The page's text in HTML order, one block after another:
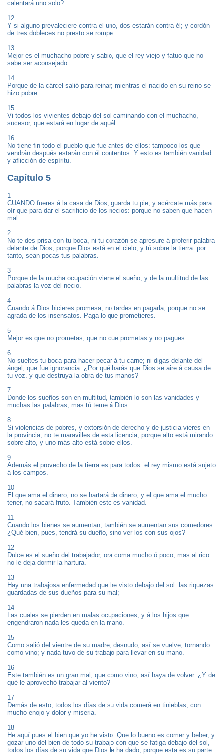
calentará uno solo?
12
Y si alguno prevaleciere contra el uno, dos estarán contra él; y cordón
de tres dobleces no presto se rompe.
13
Mejor es el muchacho pobre y sabio, que el rey viejo y fatuo que no
sabe ser aconsejado.
14
Porque de la cárcel salió para reinar; mientras el nacido en su reino se
hizo pobre.
15
Vi todos los vivientes debajo del sol caminando con el muchacho,
sucesor, que estará en lugar de aquél.
16
No tiene fin todo el pueblo que fue antes de ellos: tampoco los que
vendrán después estarán con él contentos. Y esto es también vanidad
y aflicción de espíritu.
Capítulo 5
1
CUANDO fueres á la casa de Dios, guarda tu pie; y acércate más para
oír que para dar el sacrificio de los necios: porque no saben que hacen
mal.
2
No te des prisa con tu boca, ni tu corazón se apresure á proferir palabra
delante de Dios; porque Dios está en el cielo, y tú sobre la tierra: por
tanto, sean pocas tus palabras.
3
Porque de la mucha ocupación viene el sueño, y de la multitud de las
palabras la voz del necio.
4
Cuando á Dios hicieres promesa, no tardes en pagarla; porque no se
agrada de los insensatos. Paga lo que prometieres.
5
Mejor es que no prometas, que no que prometas y no pagues.
6
No sueltes tu boca para hacer pecar á tu carne; ni digas delante del
ángel, que fue ignorancia. ¿Por qué harás que Dios se aire á causa de
tu voz, y que destruya la obra de tus manos?
7
Donde los sueños son en multitud, también lo son las vanidades y
muchas las palabras; mas tú teme á Dios.
8
Si violencias de pobres, y extorsión de derecho y de justicia vieres en
la provincia, no te maravilles de esta licencia; porque alto está mirando
sobre alto, y uno más alto está sobre ellos.
9
Además el provecho de la tierra es para todos: el rey mismo está sujeto
á los campos.
10
El que ama el dinero, no se hartará de dinero; y el que ama el mucho
tener, no sacará fruto. También esto es vanidad.
11
Cuando los bienes se aumentan, también se aumentan sus comedores.
¿Qué bien, pues, tendrá su dueño, sino ver los con sus ojos?
12
Dulce es el sueño del trabajador, ora coma mucho ó poco; mas al rico
no le deja dormir la hartura.
13
Hay una trabajosa enfermedad que he visto debajo del sol: las riquezas
guardadas de sus dueños para su mal;
14
Las cuales se pierden en malas ocupaciones, y á los hijos que
engendraron nada les queda en la mano.
15
Como salió del vientre de su madre, desnudo, así se vuelve, tornando
como vino; y nada tuvo de su trabajo para llevar en su mano.
16
Este también es un gran mal, que como vino, así haya de volver. ¿Y de
qué le aprovechó trabajar al viento?
17
Demás de esto, todos los días de su vida comerá en tinieblas, con
mucho enojo y dolor y miseria.
18
He aquí pues el bien que yo he visto: Que lo bueno es comer y beber, y
gozar uno del bien de todo su trabajo con que se fatiga debajo del sol,
todos los días de su vida que Dios le ha dado; porque esta es su parte.